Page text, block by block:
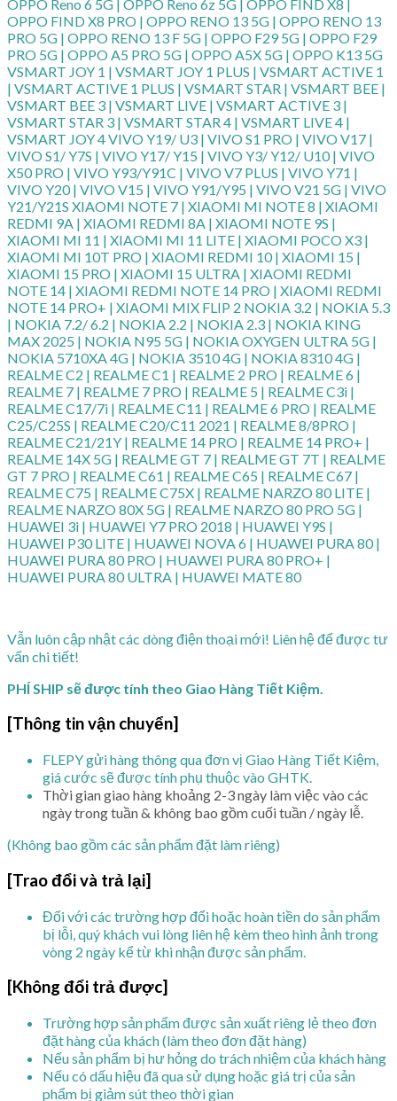
OPPO Reno 6 5G | OPPO Reno 6z 5G | OPPO FIND X8 |
OPPO FIND X8 PRO | OPPO RENO 13 5G | OPPO RENO 13
PRO 5G | OPPO RENO 13 F 5G | OPPO F29 5G | OPPO F29
PRO 5G | OPPO A5 PRO 5G | OPPO A5X 5G | OPPO K13 5G
VSMART JOY 1 | VSMART JOY 1 PLUS | VSMART ACTIVE 1
| VSMART ACTIVE 1 PLUS | VSMART STAR | VSMART BEE |
VSMART BEE 3 | VSMART LIVE | VSMART ACTIVE 3 |
VSMART STAR 3 | VSMART STAR 4 | VSMART LIVE 4 |
VSMART JOY 4 VIVO Y19/ U3 | VIVO S1 PRO | VIVO V17 |
VIVO S1/ Y7S | VIVO Y17/ Y15 | VIVO Y3/ Y12/ U10 | VIVO
X50 PRO | VIVO Y93/Y91C | VIVO V7 PLUS | VIVO Y71 |
VIVO Y20 | VIVO V15 | VIVO Y91/Y95 | VIVO V21 5G | VIVO
Y21/Y21S XIAOMI NOTE 7 | XIAOMI MI NOTE 8 | XIAOMI
REDMI 9A | XIAOMI REDMI 8A | XIAOMI NOTE 9S |
XIAOMI MI 11 | XIAOMI MI 11 LITE | XIAOMI POCO X3 |
XIAOMI MI 10T PRO | XIAOMI REDMI 10 | XIAOMI 15 |
XIAOMI 15 PRO | XIAOMI 15 ULTRA | XIAOMI REDMI
NOTE 14 | XIAOMI REDMI NOTE 14 PRO | XIAOMI REDMI
NOTE 14 PRO+ | XIAOMI MIX FLIP 2 NOKIA 3.2 | NOKIA 5.3
| NOKIA 7.2/ 6.2 | NOKIA 2.2 | NOKIA 2.3 | NOKIA KING
MAX 2025 | NOKIA N95 5G | NOKIA OXYGEN ULTRA 5G |
NOKIA 5710XA 4G | NOKIA 3510 4G | NOKIA 8310 4G |
REALME C2 | REALME C1 | REALME 2 PRO | REALME 6 |
REALME 7 | REALME 7 PRO | REALME 5 | REALME C3i |
REALME C17/7i | REALME C11 | REALME 6 PRO | REALME
C25/C25S | REALME C20/C11 2021 | REALME 8/8PRO |
REALME C21/21Y | REALME 14 PRO | REALME 14 PRO+ |
REALME 14X 5G | REALME GT 7 | REALME GT 7T | REALME
GT 7 PRO | REALME C61 | REALME C65 | REALME C67 |
REALME C75 | REALME C75X | REALME NARZO 80 LITE |
REALME NARZO 80X 5G | REALME NARZO 80 PRO 5G |
HUAWEI 3i | HUAWEI Y7 PRO 2018 | HUAWEI Y9S |
HUAWEI P30 LITE | HUAWEI NOVA 6 | HUAWEI PURA 80 |
HUAWEI PURA 80 PRO | HUAWEI PURA 80 PRO+ |
HUAWEI PURA 80 ULTRA | HUAWEI MATE 80
Vẫn luôn cập nhật các dòng điện thoại mới! Liên hệ để được tư
vấn chi tiết!
PHÍ SHIP sẽ được tính theo Giao Hàng Tiết Kiệm.
[Thông tin vận chuyển]
FLEPY gửi hàng thông qua đơn vị Giao Hàng Tiết Kiệm,
giá cước sẽ được tính phụ thuộc vào GHTK.
Thời gian giao hàng khoảng 2-3 ngày làm việc vào các
ngày trong tuần & không bao gồm cuối tuần / ngày lễ.
(Không bao gồm các sản phẩm đặt làm riêng)
[Trao đổi và trả lại]
Đối với các trường hợp đổi hoặc hoàn tiền do sản phẩm
bị lỗi, quý khách vui lòng liên hệ kèm theo hình ảnh trong
vòng 2 ngày kể từ khi nhận được sản phẩm.
[Không đổi trả được]
Trường hợp sản phẩm được sản xuất riêng lẻ theo đơn
đặt hàng của khách (làm theo đơn đặt hàng)
Nếu sản phẩm bị hư hỏng do trách nhiệm của khách hàng
Nếu có dấu hiệu đã qua sử dụng hoặc giá trị của sản
phẩm bị giảm sút theo thời gian